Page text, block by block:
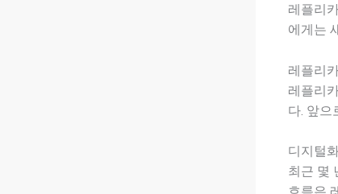
레플리
에게는
레플리
레플리
다. 앞으
디지털
최근 몇